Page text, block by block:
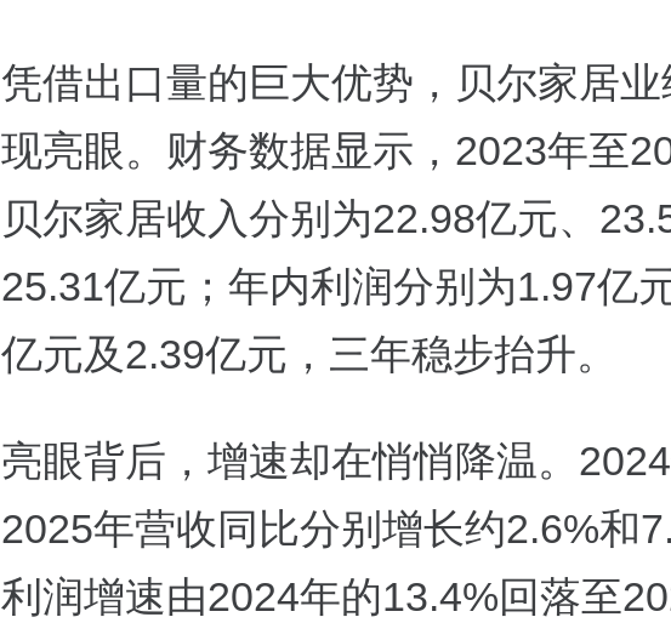
凭借出口量的巨大优势，贝尔家居
现亮眼。财务数据显示，2023年至
贝尔家居收入分别为22.98亿元、
25.31亿元；年内利润分别为1.97亿
亿元及2.39亿元，三年稳步抬升。
亮眼背后，增速却在悄悄降温。2024
2025年营收同比分别增长约2.6%和
利润增速由2024年的13.4%回落至